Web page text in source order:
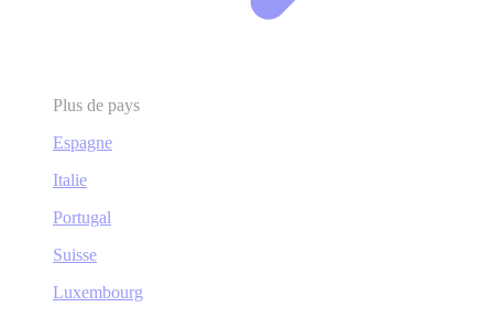
Plus de pays
Espagne
Italie
Portugal
Suisse
Luxembourg